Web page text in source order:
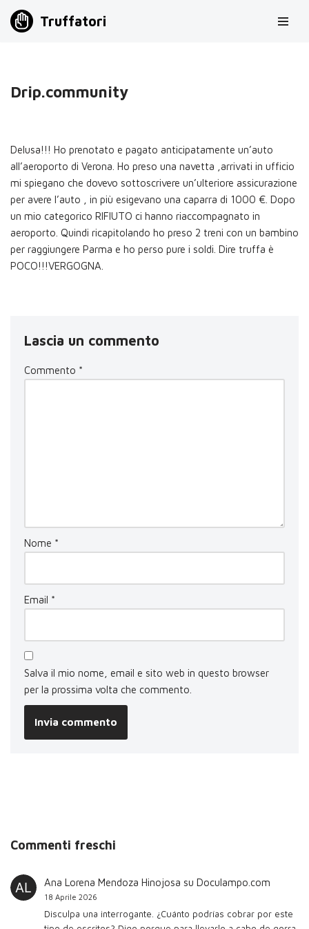
Truffatori
Drip.community
Delusa!!! Ho prenotato e pagato anticipatamente un’auto
all’aeroporto di Verona. Ho preso una navetta ,arrivati in ufficio
mi spiegano che dovevo sottoscrivere un’ulteriore assicurazione
per avere l’auto , in più esigevano una caparra di 1000 €. Dopo
un mio categorico RIFIUTO ci hanno riaccompagnato in
aeroporto. Quindi ricapitolando ho preso 2 treni con un bambino
per raggiungere Parma e ho perso pure i soldi. Dire truffa è
POCO!!!VERGOGNA.
Lascia un commento
Commento *
Nome *
Email *
Salva il mio nome, email e sito web in questo browser
per la prossima volta che commento.
Commenti freschi
Ana Lorena Mendoza Hinojosa su Doculampo.com
18 Aprile 2026
Disculpa una interrogante. ¿Cuánto podrías cobrar por este